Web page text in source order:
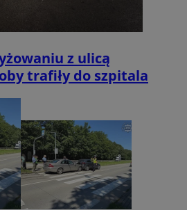
z ulicą
trafiły do szpitala